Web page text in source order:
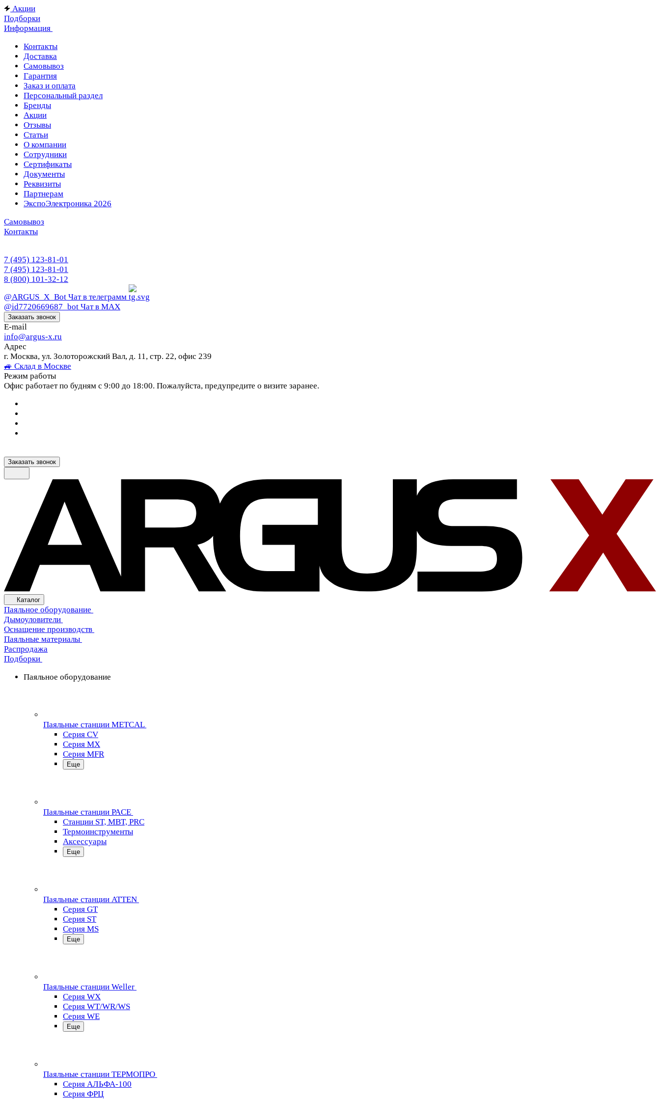
Акции
Подборки
Информация
Контакты
Доставка
Самовывоз
Гарантия
Заказ и оплата
Персональный раздел
Бренды
Акции
Отзывы
Статьи
О компании
Сотрудники
Сертификаты
Документы
Реквизиты
Партнерам
ЭкспоЭлектроника 2026
Самовывоз
Контакты
7 (495) 123-81-01
7 (495) 123-81-01
8 (800) 101-32-12
@ARGUS_X_Bot Чат в телеграмм
@id7720669687_bot Чат в МАХ
Заказать звонок
E-mail
info@argus-x.ru
Адрес
г. Москва, ул. Золоторожский Вал, д. 11, стр. 22, офис 239
🚙 Склад в Москве
Режим работы
Офис работает по будням с 9:00 до 18:00. Пожалуйста, предупредите о визите заранее.
Заказать звонок
Каталог
Паяльное оборудование
Дымоуловители
Оснащение производств
Паяльные материалы
Распродажа
Подборки
Паяльное оборудование
Паяльные станции METCAL
Серия CV
Серия MX
Серия MFR
Еще
Паяльные станции PACE
Станции ST, MBT, PRC
Термоинструменты
Аксессуары
Еще
Паяльные станции ATTEN
Серия GT
Серия ST
Серия MS
Еще
Паяльные станции Weller
Серия WX
Серия WT/WR/WS
Серия WE
Еще
Паяльные станции ТЕРМОПРО
Серия АЛЬФА-100
Серия ФРЦ